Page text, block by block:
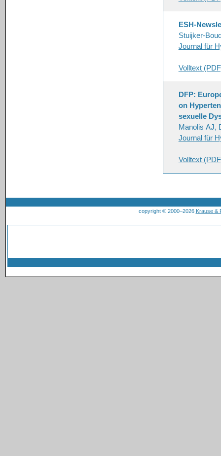
ESH-
Stuijker-
Journal für
Volltext
DFP:
on
sexuelle
Manolis AJ,
Journal für
Volltext
copyright © 2000–2026 Krause &